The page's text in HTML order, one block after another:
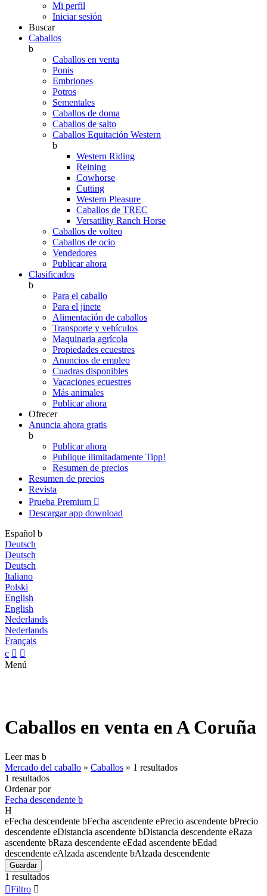
Mi perfil
Iniciar sesión
Buscar
Caballos
b
Caballos en venta
Ponis
Embriones
Potros
Sementales
Caballos de doma
Caballos de salto
Caballos Equitación Western
b
Western Riding
Reining
Cowhorse
Cutting
Western Pleasure
Caballos de TREC
Versatility Ranch Horse
Caballos de volteo
Caballos de ocio
Vendedores
Publicar ahora
Clasificados
b
Para el caballo
Para el jinete
Alimentación de caballos
Transporte y vehículos
Maquinaria agrícola
Propiedades ecuestres
Anuncios de empleo
Cuadras disponibles
Vacaciones ecuestres
Más animales
Publicar ahora
Ofrecer
Anuncia ahora gratis
b
Publicar ahora
Publique ilimitadamente Tipp!
Resumen de precios
Resumen de precios
Revista
Prueba Premium 
Descargar app download
Español b
Deutsch
Deutsch
Deutsch
Italiano
Polski
English
English
Nederlands
Nederlands
Français
c  
Menú
Caballos en venta en A Coruña
Leer mas b
Mercado del caballo » Caballos » 1 resultados
1 resultados
Ordenar por
Fecha descendente b
H
eFecha descendente bFecha ascendente ePrecio ascendente bPrecio
descendente eDistancia ascendente bDistancia descendente eRaza
ascendente bRaza descendente eEdad ascendente bEdad
descendente eAlzada ascendente bAlzada descendente
Guardar
1 resultados
Filtro 